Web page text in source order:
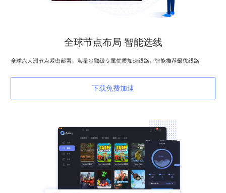
全球节点布局 智能选线
全球六大洲节点紧密部署，海量金融级专属优质加速线路，智能推荐最优线路
下载免费加速